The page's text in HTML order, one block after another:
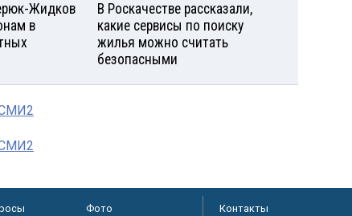
Жидков
в
В Роскачестве рассказали,
какие сервисы по поиску
жилья можно считать
безопасными
Фото
Контакты